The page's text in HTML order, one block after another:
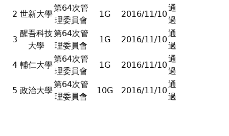
2 世新大學
第64次管
理委員會
1G 2016/11/10
通
過
3
醒吾科技
大學
第64次管
理委員會
1G 2016/11/10
通
過
4 輔仁大學
第64次管
理委員會
1G 2016/11/10
通
過
5 政治大學
第64次管
理委員會
10G 2016/11/10
通
過